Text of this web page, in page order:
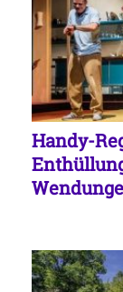
Handy-